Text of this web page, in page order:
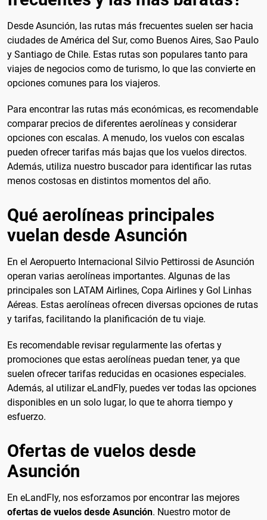
Desde Asunción, las rutas más frecuentes suelen ser hacia
ciudades de América del Sur, como Buenos Aires, Sao Paulo
y Santiago de Chile. Estas rutas son populares tanto para
viajes de negocios como de turismo, lo que las convierte en
opciones comunes para los viajeros.
Para encontrar las rutas más económicas, es recomendable
comparar precios de diferentes aerolíneas y considerar
opciones con escalas. A menudo, los vuelos con escalas
pueden ofrecer tarifas más bajas que los vuelos directos.
Además, utiliza nuestro buscador para identificar las rutas
menos costosas en distintos momentos del año.
Qué aerolíneas principales
vuelan desde Asunción
En el Aeropuerto Internacional Silvio Pettirossi de Asunción
operan varias aerolíneas importantes. Algunas de las
principales son LATAM Airlines, Copa Airlines y Gol Linhas
Aéreas. Estas aerolíneas ofrecen diversas opciones de rutas
y tarifas, facilitando la planificación de tu viaje.
Es recomendable revisar regularmente las ofertas y
promociones que estas aerolíneas puedan tener, ya que
suelen ofrecer tarifas reducidas en ocasiones especiales.
Además, al utilizar eLandFly, puedes ver todas las opciones
disponibles en un solo lugar, lo que te ahorra tiempo y
esfuerzo.
Ofertas de vuelos desde
Asunción
En eLandFly, nos esforzamos por encontrar las mejores
ofertas de vuelos desde Asunción. Nuestro motor de